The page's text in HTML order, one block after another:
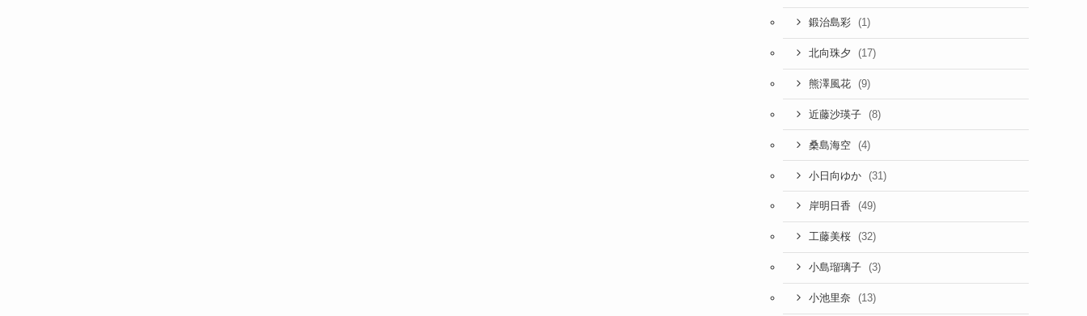
鍛治島彩 (1)
北向珠夕 (17)
熊澤風花 (9)
近藤沙瑛子 (8)
桑島海空 (4)
小日向ゆか (31)
岸明日香 (49)
工藤美桜 (32)
小島瑠璃子 (3)
小池里奈 (13)